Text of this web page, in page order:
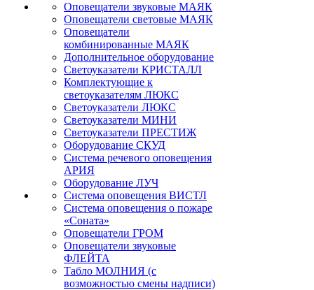
Оповещатели звуковые МАЯК
Оповещатели световые МАЯК
Оповещатели
комбинированные МАЯК
Дополнительное оборудование
Светоуказатели КРИСТАЛЛ
Комплектующие к
светоуказателям ЛЮКС
Светоуказатели ЛЮКС
Светоуказатели МИНИ
Светоуказатели ПРЕСТИЖ
Оборудование СКУД
Система речевого оповещения
АРИЯ
Оборудование ЛУЧ
Система оповещения ВИСТЛ
Система оповещения о пожаре
«Соната»
Оповещатели ГРОМ
Оповещатели звуковые
ФЛЕЙТА
Табло МОЛНИЯ (с
возможностью смены надписи)